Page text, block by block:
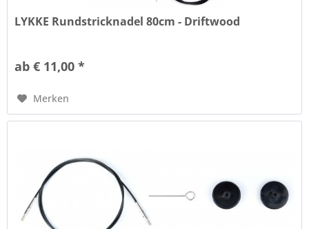
LYKKE Rundstricknadel 80cm - Driftwood
ab € 11,00 *
Merken